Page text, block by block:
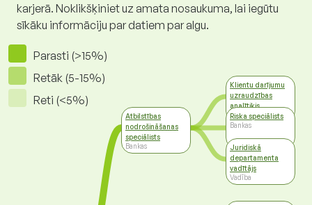
karjerā. Noklikšķiniet uz amata nosaukuma, lai iegūtu
sīkāku informāciju par datiem par algu.
Parasti (>15%)
Retāk (5-15%)
Reti (<5%)
Atbilstības
nodrošināšanas
speciālists
Bankas
Klientu darījumu
uzraudzības
analītiķis
Bankas
Riska speciālists
Bankas
Juridiskā
departamenta
vadītājs
Vadība